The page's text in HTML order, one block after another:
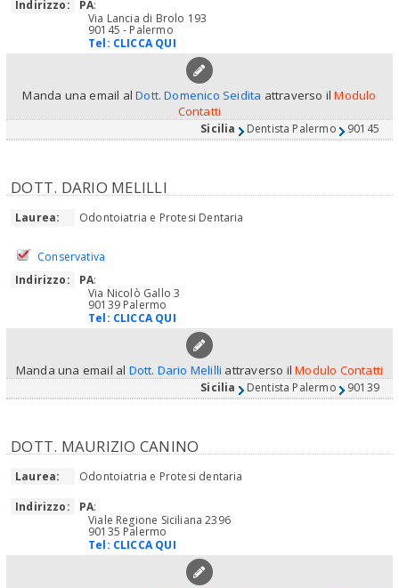
Indirizzo: PA:
Via Lancia di Brolo 193
90145 - Palermo
Tel: CLICCA QUI
Manda una email alDott. Domenico Seidita attraverso ilModulo
Contatti
Sicilia Dentista Palermo 90145
DOTT. DARIO MELILLI
Laurea: Odontoiatria e Protesi Dentaria
Conservativa
Indirizzo:
PA:
Via Nicolò Gallo 3
90139 Palermo
Tel: CLICCA QUI
Manda una email al Dott. Dario Melilli attraverso ilModulo Contatti
Sicilia Dentista Palermo 90139
DOTT. MAURIZIO CANINO
Laurea:
Odontoiatria e Protesi dentaria
Indirizzo:
PA:
Viale Regione Siciliana 2396
90135 Palermo
Tel: CLICCA QUI